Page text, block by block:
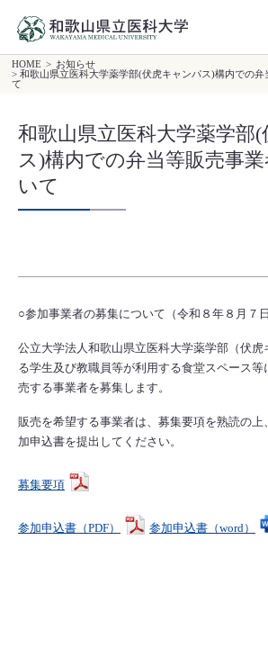
HOME > お知らせ
> 和歌山県立医科大学薬学部(伏虎キャンパス)構内での
て
和歌山県立医科大学薬学部
ス)構内での弁当等販売事
いて
○参加事業者の募集について（令和８年８月７日
公立大学法人和歌山県立医科大学薬学部（伏虎
る学生及び教職員等が利用する食堂スペース等
売する事業者を募集します。
販売を希望する事業者は、募集要項を熟読の上
加申込書を提出してください。
募集要項
参加申込書（PDF） 参加申込書（word）